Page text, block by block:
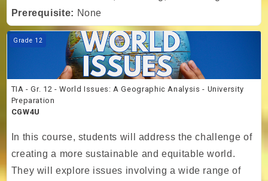
Prerequisite: None
Kurs Görseli TIA - Gr. 12 - World Issues: A Geographic Analysis -
Grade 12
TIA - Gr. 12 - World Issues: A Geographic Analysis - University
Preparation
CGW4U
In this course, students will address the challenge of
creating a more sustainable and equitable world.
They will explore issues involving a wide range of